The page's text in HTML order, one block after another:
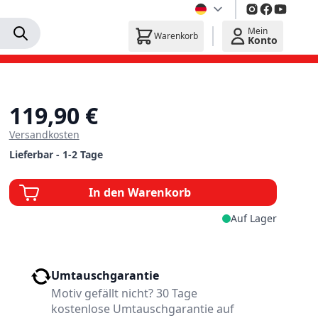
Mein
Konto
Warenkorb
119,90 €
Versandkosten
Lieferbar - 1-2 Tage
In den Warenkorb
Auf Lager
Umtauschgarantie
Motiv gefällt nicht? 30 Tage
kostenlose Umtauschgarantie auf